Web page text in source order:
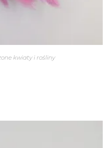
kwiaty i rośliny